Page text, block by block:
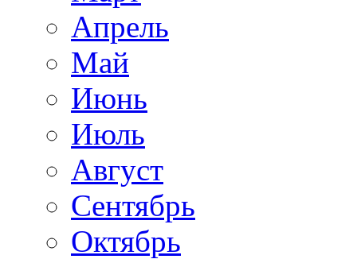
Апрель
Май
Июнь
Июль
Август
Сентябрь
Октябрь